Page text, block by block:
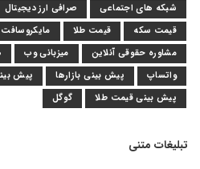
شبکه های اجتماعی
صرافی ارز دیجیتال
قیمت سکه
قیمت طلا مایکروسافت
مشاوره حقوقی آنلاین
میزبانی وب
واتساپ
پیش بینی بازارها
پیش
پیش بینی قیمت طلا
گوگل
تبلیغات متنی